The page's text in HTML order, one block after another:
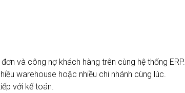
và công nợ khách hàng trên cùng hệ thống ERP.
warehouse hoặc nhiều chi nhánh cùng lúc.
với kế toán.